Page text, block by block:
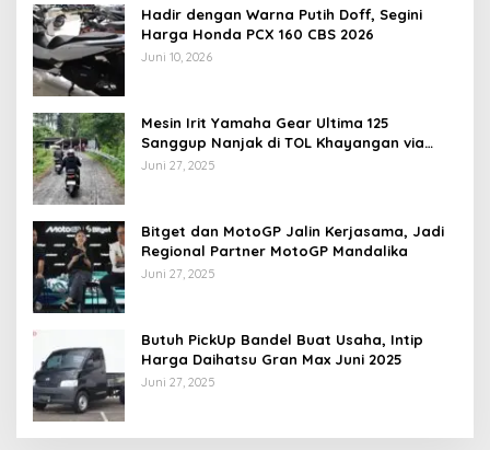
Hadir dengan Warna Putih Doff, Segini
Harga Honda PCX 160 CBS 2026
Juni 10, 2026
Mesin Irit Yamaha Gear Ultima 125
Sanggup Nanjak di TOL Khayangan via
Krakalan?
Juni 27, 2025
Bitget dan MotoGP Jalin Kerjasama, Jadi
Regional Partner MotoGP Mandalika
Juni 27, 2025
Butuh PickUp Bandel Buat Usaha, Intip
Harga Daihatsu Gran Max Juni 2025
Juni 27, 2025